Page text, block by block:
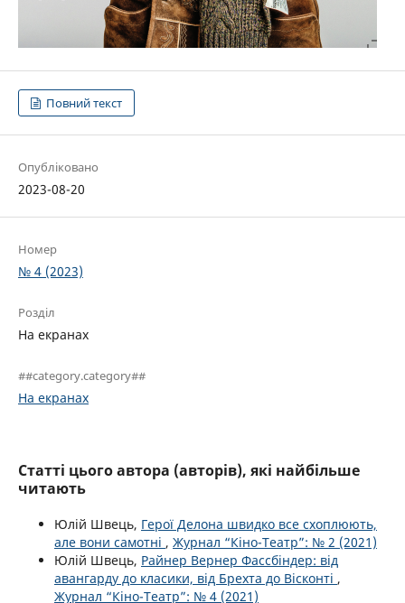
Повний текст
Опубліковано
2023-08-20
Номер
№ 4 (2023)
Розділ
На екранах
##category.category##
На екранах
Статті цього автора (авторів), які найбільше
читають
Юлій Швець, Герої Делона швидко все схоплюють,
але вони самотні , Журнал “Кіно-Театр”: № 2 (2021)
Юлій Швець, Райнер Вернер Фассбіндер: від
авангарду до класики, від Брехта до Вісконті ,
Журнал “Кіно-Театр”: № 4 (2021)